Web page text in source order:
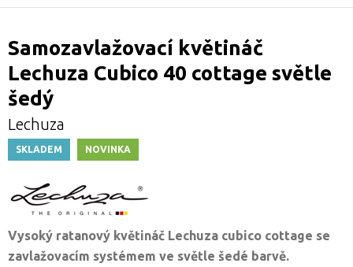
Samozavlažovací květináč
Lechuza Cubico 40 cottage světle
šedý
Lechuza
SKLADEM NOVINKA
Vysoký ratanový květináč Lechuza cubico cottage se
zavlažovacím systémem ve světle šedé barvě.